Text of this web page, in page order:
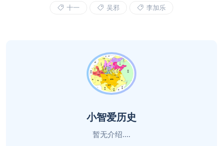
十一 吴邪 李加乐
小智爱历史
暂无介绍....